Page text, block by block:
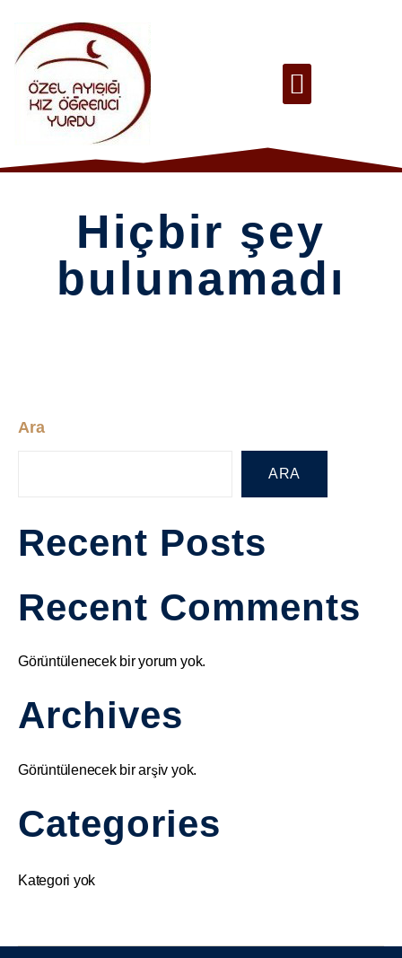
Hiçbir şey
bulunamadı
Ara
ARA
Recent Posts
Recent Comments
Görüntülenecek bir yorum yok.
Archives
Görüntülenecek bir arşiv yok.
Categories
Kategori yok